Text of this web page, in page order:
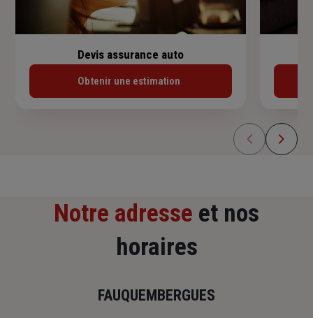
Devis assurance auto
Obtenir une estimation
Notre adresse et nos
horaires
FAUQUEMBERGUES